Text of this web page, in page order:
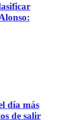
día más
de salir